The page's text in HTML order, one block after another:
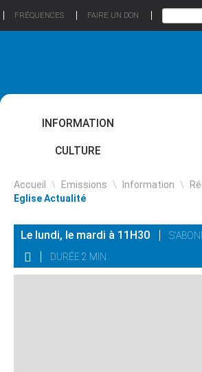
FRÉQUENCES FAIRE UN DON
INFORMATION
CULTURE
Accueil \ Emissions \ Information \
Eglise Actualité
Le lundi, le mardi à 11H30
DURÉE 2 MIN